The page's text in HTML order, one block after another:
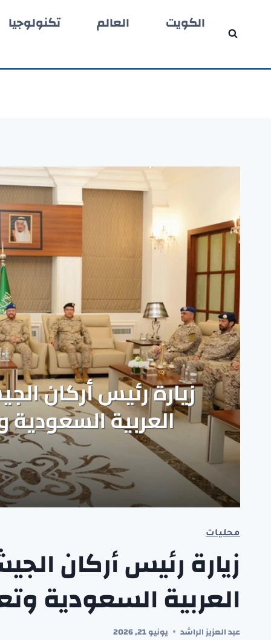
المحتوى
الكويت العالم تكنولوجيا
محليات
زيارة رئيس أركان
العربية السعودية
عبد العزيز الراشد يونيو 21, 2026